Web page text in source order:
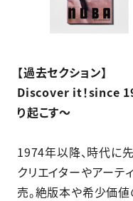
【過去セクション】​
Discover it！since
り起こす～
1974年以降、時代に
クリエイターやアー
売。絶版本や希少価